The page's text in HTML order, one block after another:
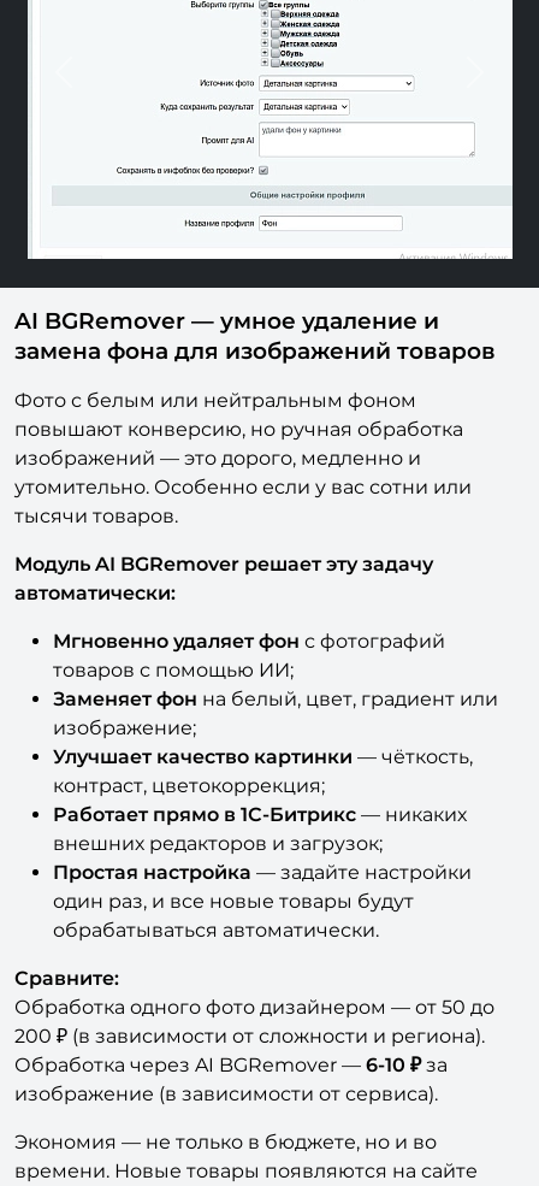
AI BGRemover — умное удаление и
замена фона для изображений товаров
Фото с белым или нейтральным фоном
повышают конверсию, но ручная обработка
изображений — это дорого, медленно и
утомительно. Особенно если у вас сотни или
тысячи товаров.
Модуль AI BGRemover решает эту задачу
автоматически:
Мгновенно удаляет фон с фотографий
товаров с помощью ИИ;
Заменяет фон на белый, цвет, градиент или
изображение;
Улучшает качество картинки — чёткость,
контраст, цветокоррекция;
Работает прямо в 1С-Битрикс — никаких
внешних редакторов и загрузок;
Простая настройка — задайте настройки
один раз, и все новые товары будут
обрабатываться автоматически.
Сравните:
Обработка одного фото дизайнером — от 50 до
200 ₽ (в зависимости от сложности и региона).
Обработка через AI BGRemover — 6-10 ₽за
изображение (в зависимости от сервиса).
Экономия — не только в бюджете, но и во
времени. Новые товары появляются на сайте